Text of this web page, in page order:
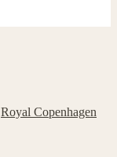
Royal Copenhagen